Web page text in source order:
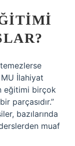
İlahiyat
eğitimi birçok
parçasıdır.”
bazılarında
muaf